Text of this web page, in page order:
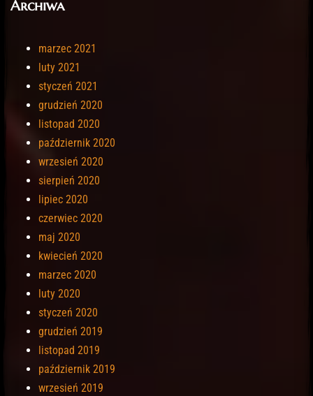
Archiwa
marzec 2021
luty 2021
styczeń 2021
grudzień 2020
listopad 2020
październik 2020
wrzesień 2020
sierpień 2020
lipiec 2020
czerwiec 2020
maj 2020
kwiecień 2020
marzec 2020
luty 2020
styczeń 2020
grudzień 2019
listopad 2019
październik 2019
wrzesień 2019